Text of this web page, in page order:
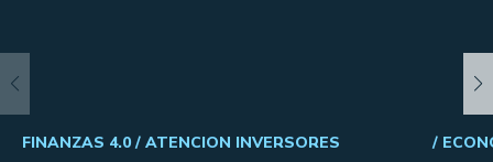
FINANZAS 4.0 / ATENCION INVERSORES /